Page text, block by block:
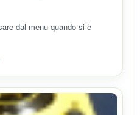
dal menu quando si è